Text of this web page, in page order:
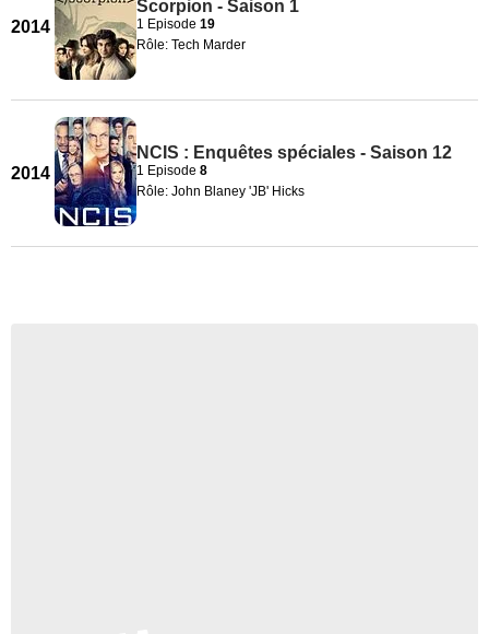
2014
Scorpion - Saison 1
1 Episode 19
Rôle: Tech Marder
2014
NCIS : Enquêtes spéciales - Saison 12
1 Episode 8
Rôle: John Blaney 'JB' Hicks